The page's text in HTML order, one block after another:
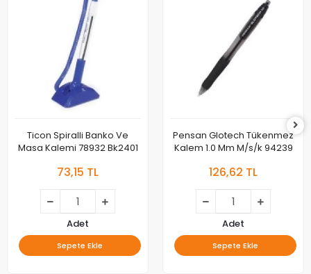
Ticon Spiralli Banko Ve
Masa Kalemi 78932 Bk2401
73,15 TL
Adet
Sepete Ekle
Pensan Glotech Tükenmez
Kalem 1.0 Mm M/s/k 94239
126,62 TL
Adet
Sepete Ekle